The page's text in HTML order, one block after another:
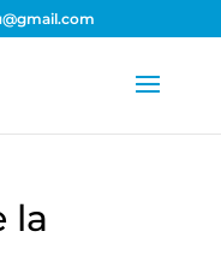
la